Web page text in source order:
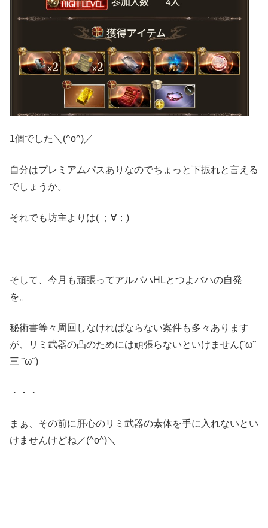
1個でした＼(^o^)／
自分はプレミアムパスありなのでちょっと下振れと言える
でしょうか。
それでも坊主よりは( ；∀；)
そして、今月も頑張ってアルバハHLとつよバハの自発
を。
秘術書等々周回しなければならない案件も多々あります
が、リミ武器の凸のためには頑張らないといけません(˘ω˘
三 ˘ω˘)
・・・
まぁ、その前に肝心のリミ武器の素体を手に入れないとい
けませんけどね／(^o^)＼